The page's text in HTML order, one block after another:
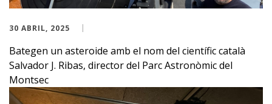
30 ABRIL, 2025
Bategen un asteroide amb el nom del científic català
Salvador J. Ribas, director del Parc Astronòmic del
Montsec